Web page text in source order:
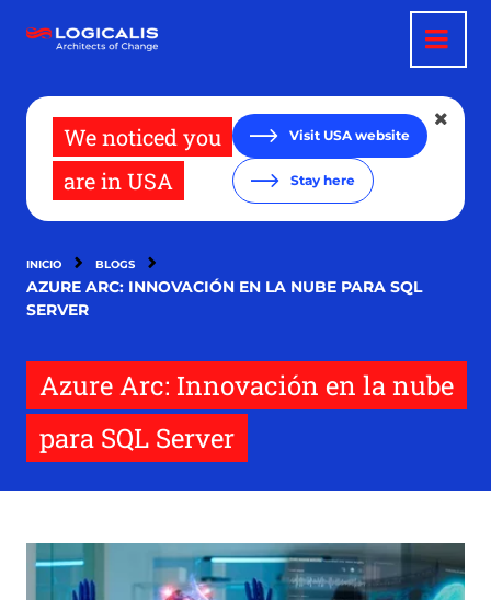
contenido
We noticed you
are in USA
Visit USA website
Stay here
INICIO BLOGS
AZURE ARC: INNOVACIÓN EN LA NUBE PARA SQL
SERVER
Azure Arc: Innovación en la nube
para SQL Server